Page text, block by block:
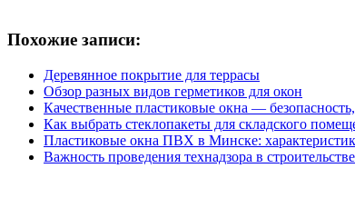
Похожие записи:
Деревянное покрытие для террасы
Обзор разных видов герметиков для окон
Качественные пластиковые окна —
Как выбрать стеклопакеты для складского
Пластиковые окна ПВХ в Минске:
Важность проведения технадзора в строительстве